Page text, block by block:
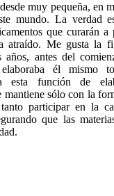
muy pequeña, en
mundo. La verdad
que curarán a
atraído. Me gusta la
años, antes del
él mismo
esta función de
mantiene sólo con la
participar en la
que las